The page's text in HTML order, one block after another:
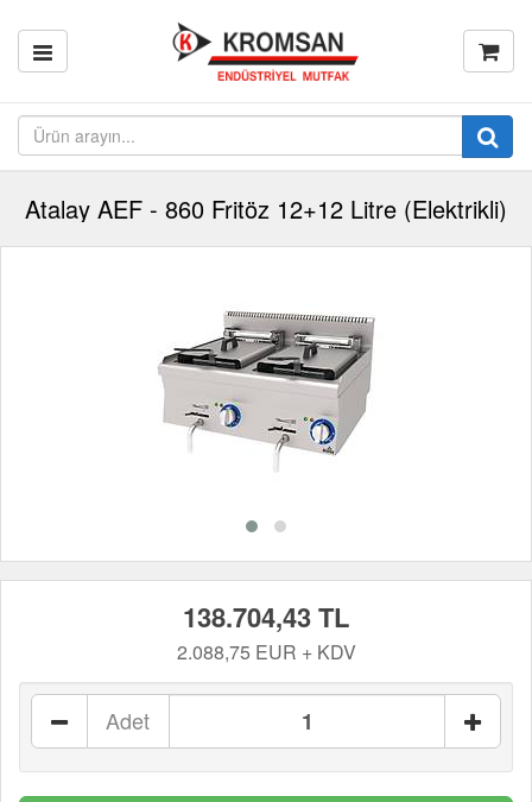
Atalay AEF - 860 Fritöz 12+12 Litre (Elektrikli)
138.704,43 TL
2.088,75 EUR + KDV
Adet